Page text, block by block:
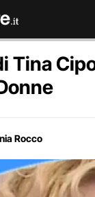
Tina
Rocco